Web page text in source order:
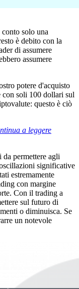
solo una
è debito con la
di assumere
assumere
potere d'acquisto
soli 100 dollari sul
questo è ciò
a leggere
permettere agli
significative
estremamente
con margine
Con il trading a
sul futuro di
o diminuisca. Se
un notevole